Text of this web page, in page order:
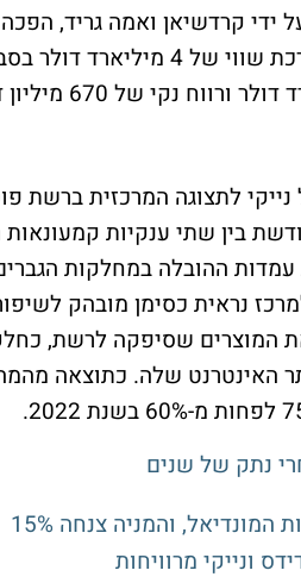
עצמה, שהוקמה ב-2019 על ידי קרדשיאן
דולר, כמעט כפול מהשנה הקודמת.
לתצוגה המרכזית ברשת
בין שתי ענקיות קמעונאות
עמדות ההובלה במחלקות
נראית כסימן מובהק
המוצרים שסיפקה לרשת,
האינטרנט שלה. כתוצאה
נתק של שנים
והמניה צנחה 15%
ונייקי מרוויחות